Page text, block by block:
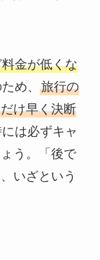
金が低くな
め、 旅行の
け早く決断
は必ずキャ
う。「後で
いざという